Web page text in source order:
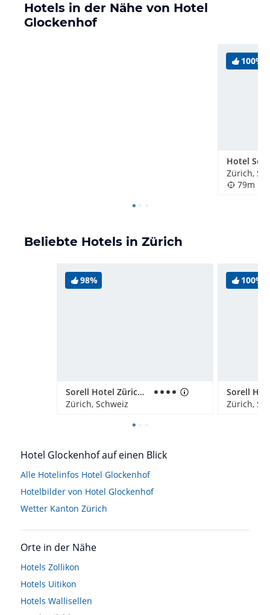
Hotels in der Nähe von Hotel
Glockenhof
100%
Zürich,
79m
Beliebte Hotels in Zürich
98%
Sorell Hotel Zürichberg
Zürich, Schweiz
100%
Sorell
Zürich,
Hotel Glockenhof auf einen Blick
Alle Hotelinfos Hotel Glockenhof
Hotelbilder von Hotel Glockenhof
Wetter Kanton Zürich
Orte in der Nähe
Hotels Zollikon
Hotels Uitikon
Hotels Wallisellen